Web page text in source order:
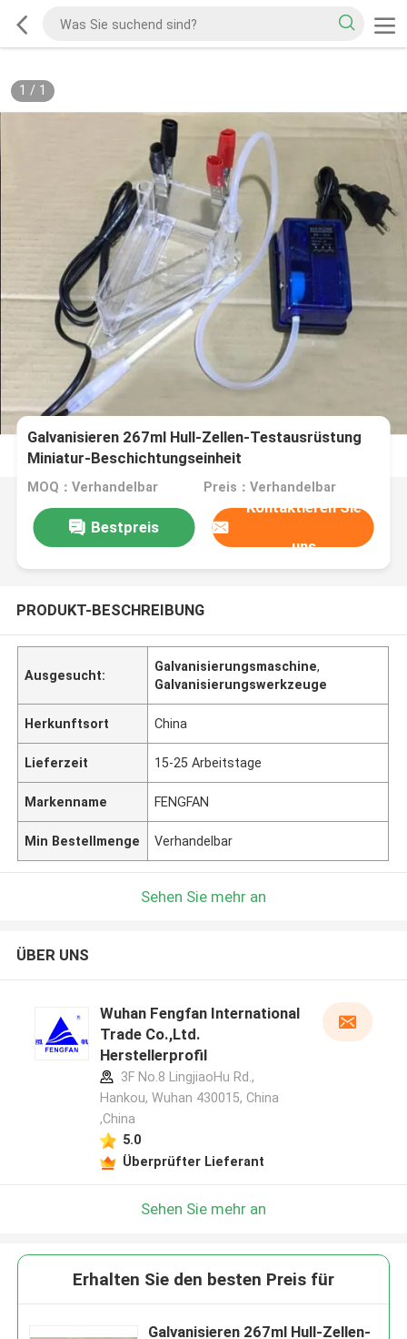
1 / 1
Galvanisieren 267ml Hull-Zellen-Testausrüstung
Miniatur-Beschichtungseinheit
MOQ：Verhandelbar Preis：Verhandelbar
Bestpreis
Kontaktieren Sie
uns
PRODUKT-BESCHREIBUNG
Ausgesucht:
Galvanisierungsmaschine,
Galvanisierungswerkzeuge
Herkunftsort China
Lieferzeit 15-25 Arbeitstage
Markenname FENGFAN
Min Bestellmenge Verhandelbar
Sehen Sie mehr an
ÜBER UNS
Wuhan Fengfan International
Trade Co.,Ltd.
Herstellerprofil
3F No.8 LingjiaoHu Rd.,
Hankou, Wuhan 430015, China
,China
5.0
Überprüfter Lieferant
Sehen Sie mehr an
Erhalten Sie den besten Preis für
Galvanisieren 267ml Hull-Zellen-